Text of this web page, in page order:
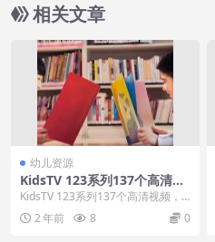
相关文章
幼儿资源
KidsTV 123系列137个高清视
频儿歌
KidsTV 123系列137个高清视频，
适合刚开始自然拼读启蒙的小宝。
有字母表...
2 年前 8 0